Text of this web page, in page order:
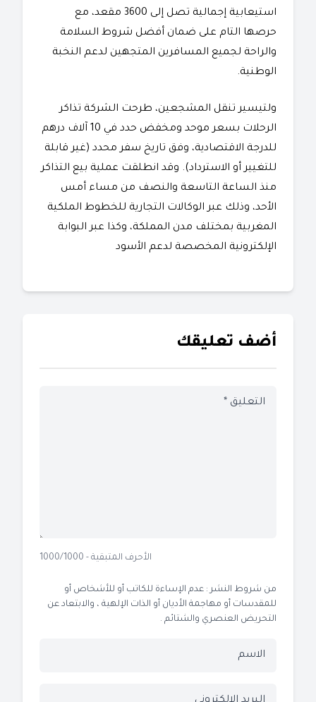
استيعابية إجمالية تصل إلى 3600 مقعد، مع
حرصها التام على ضمان أفضل شروط السلامة
والراحة لجميع المسافرين المتجهين لدعم النخبة
الوطنية.
​ولتيسير تنقل المشجعين، طرحت الشركة تذاكر
الرحلات بسعر موحد ومخفض حدد في 10 آلاف درهم
للدرجة الاقتصادية، وفق تاريخ سفر محدد (غير قابلة
للتغيير أو الاسترداد). وقد انطلقت عملية بيع التذاكر
منذ الساعة التاسعة والنصف من مساء أمس
الأحد، وذلك عبر الوكالات التجارية للخطوط الملكية
المغربية بمختلف مدن المملكة، وكذا عبر البوابة
الإلكترونية المخصصة لدعم الأسود
أضف تعليقك
الأحرف المتبقية - 1000/1000
من شروط النشر : عدم الإساءة للكاتب أو للأشخاص أو
للمقدسات أو مهاجمة الأديان أو الذات الإلهية ، والابتعاد عن
التحريض العنصري والشتائم .